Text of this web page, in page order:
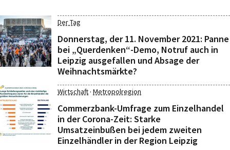
Der Tag
Donnerstag, der 11. November 2021: Panne
bei „Querdenken“-Demo, Notruf auch in
Leipzig ausgefallen und Absage der
Weihnachtsmärkte?
Wirtschaft· Metropolregion
Commerzbank-Umfrage zum Einzelhandel
in der Corona-Zeit: Starke
Umsatzeinbußen bei jedem zweiten
Einzelhändler in der Region Leipzig